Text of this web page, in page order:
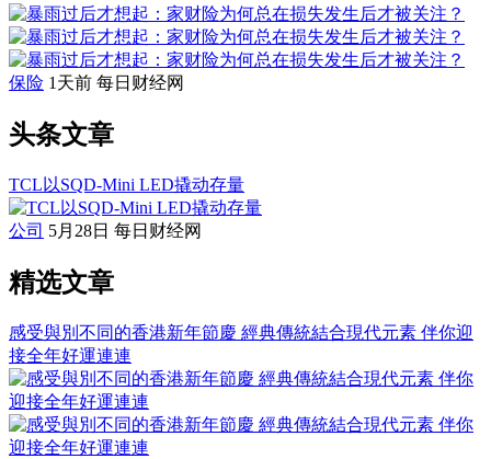
保险 1天前 每日财经网
头条文章
TCL以SQD-Mini LED撬动存量
公司 5月28日 每日财经网
精选文章
感受與別不同的香港新年節慶 經典傳統結合現代元素 伴你迎
接全年好運連連